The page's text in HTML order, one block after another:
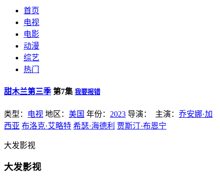
首页
电视
电影
动漫
综艺
热门
甜木兰第三季第7集 我要报错
类型： 电视 地区： 美国 年份： 2023 导演： 主演： 乔安娜·加
西亚 布洛克·艾略特 希瑟·海德利 贾斯汀·布恩宁
大发影视
大发影视